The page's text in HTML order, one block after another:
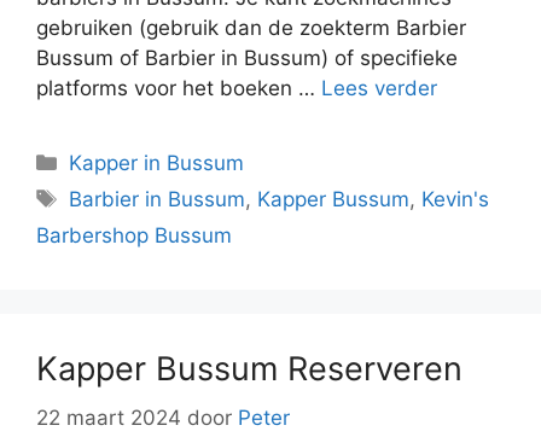
gebruiken (gebruik dan de zoekterm Barbier
Bussum of Barbier in Bussum) of specifieke
platforms voor het boeken … Lees verder
Kapper in Bussum
Barbier in Bussum, Kapper Bussum, Kevin's
Barbershop Bussum
Kapper Bussum Reserveren
22 maart 2024 door Peter